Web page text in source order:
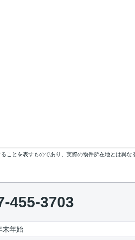
ことを表すものであり、実際の物件所在地とは異な
455-3703
末年始